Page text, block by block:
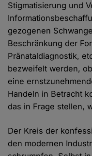
Stigmatisierung und
gezogenen
Beschränkung der
Pränataldiagnostik,
bezweifelt werden,
eine
Handeln in Betracht
das in Frage stellen,
Der Kreis der
den modernen